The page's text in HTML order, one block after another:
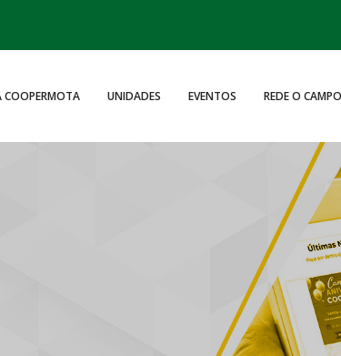
COOPERMOTA UNIDADES EVENTOS REDE O CAMPO